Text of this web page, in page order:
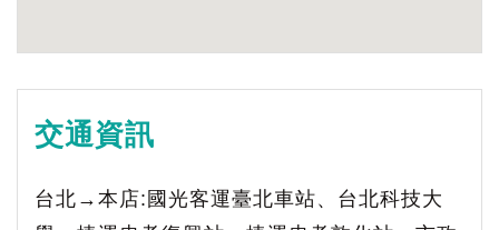
交通資訊
台北→本店:國光客運臺北車站、台北科技大